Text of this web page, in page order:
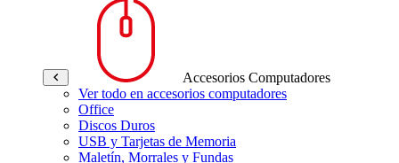
Accesorios Computadores
Ver todo en accesorios computadores
Office
Discos Duros
USB y Tarjetas de Memoria
Maletín, Morrales y Fundas